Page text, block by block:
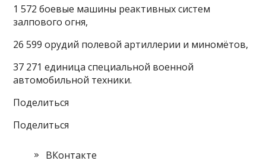
1 572 боевые машины реактивных систем
залпового огня,
26 599 орудий полевой артиллерии и миномётов,
37 271 единица специальной военной
автомобильной техники.
Поделиться
Поделиться
ВКонтакте